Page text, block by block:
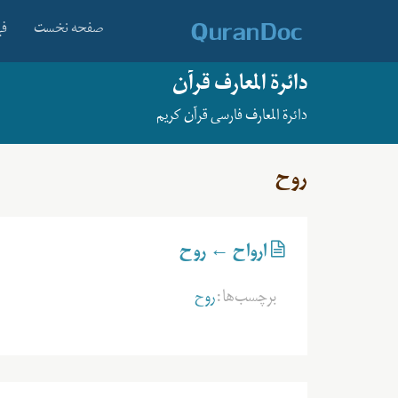
صفحه نخست
دائرة المعارف قرآن
دائرة المعارف فارسی قرآن کریم
روح
ارواح ← روح
برچسب‌ها:روح